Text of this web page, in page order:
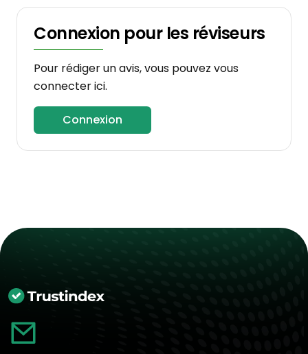
Connexion pour les réviseurs
Pour rédiger un avis, vous pouvez vous
connecter ici.
Connexion